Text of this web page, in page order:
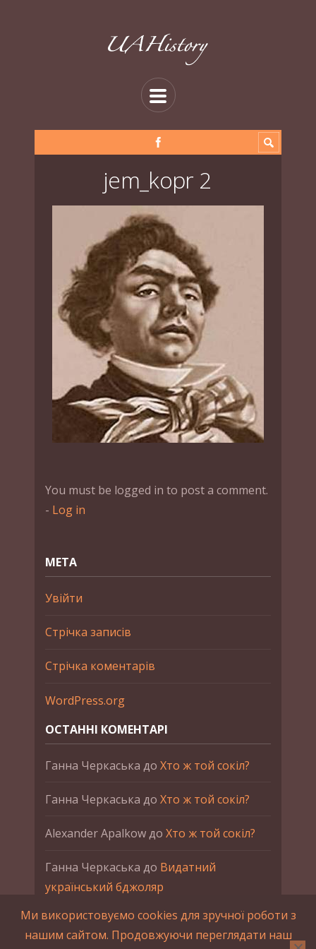
jem_kopr 2
You must be logged in to post a comment.
- Log in
МЕТА
Увійти
Стрічка записів
Стрічка коментарів
WordPress.org
ОСТАННІ КОМЕНТАРІ
Ганна Черкаська до Хто ж той сокіл?
Ганна Черкаська до Хто ж той сокіл?
Alexander Apalkowдо Хто ж той сокіл?
Ганна Черкаська до Видатний
український бджоляр
Ганна ЧеркаськадоПетро Франко
Ми використовуємо cookies для зручної роботи з
нашим сайтом. Продовжуючи переглядати наш